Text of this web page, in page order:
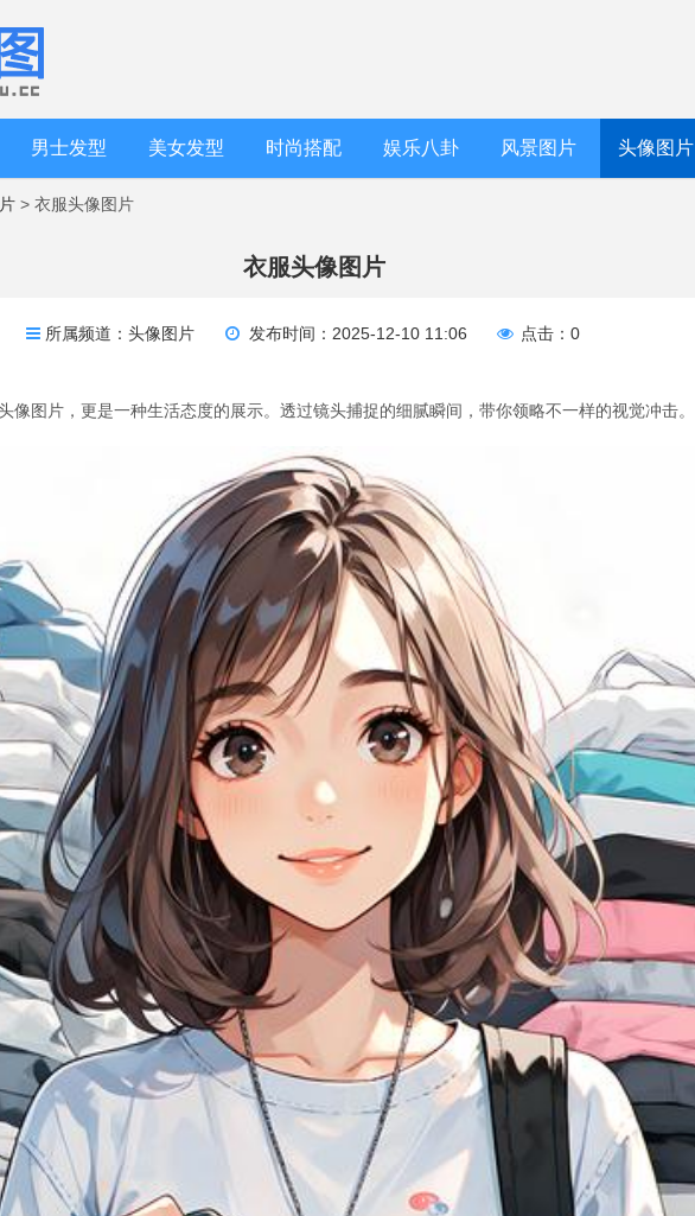
男士发型 美女发型 时尚搭配 娱乐八卦 风景图片 头像图片
> 衣服头像图片
衣服头像图片
所属频道：头像图片 发布时间：2025-12-10 11:06 点击：0
像图片，更是一种生活态度的展示。透过镜头捕捉的细腻瞬间，带你领略不一样的视觉冲击。